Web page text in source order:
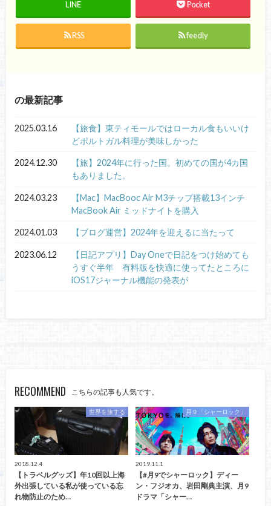
LINE Pocket
RSS feedly
の最新記事
2025.03.16
【旅食】東ティモールではローカル食もいいけ
どポルトガル料理が美味しかった
2024.12.30
【旅】2024年に行った国。初めての国が4カ国
もありました。
2024.03.23
【Mac】MacBooc Air M3チップ搭載13インチ
MacBook Air ミッドナイトを購入
2024.01.03 【ブログ運営】2024年を迎えるに当たって
2023.06.12
【日記アプリ】Day Oneで日記をつけ始めても
うすぐ半年 有料版を快適に使ってたところに
iOS17ジャーナル機能の発表が
RECOMMEND こちらの記事も人気です。
世界を旅する
2018.12.4
【トラベルグッズ】年10回以上海
外出張している私が使っている忘
れ物防止のため…
月９「シャーロック」
2019.11.1
【#月9でシャーロック】ディー
ン・フジオカ、岩田剛典主演、月9
ドラマ「シャー…